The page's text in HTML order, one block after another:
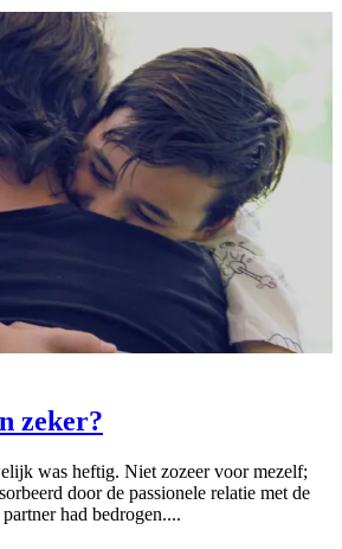
zeker?
was heftig. Niet zozeer voor mezelf;
door de passionele relatie met de
had bedrogen....